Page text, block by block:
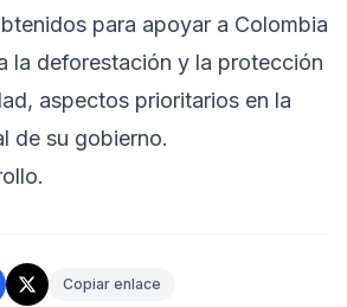
para apoyar a Colombia
la deforestación y la protección
aspectos prioritarios en la
de su gobierno.
Copiar enlace